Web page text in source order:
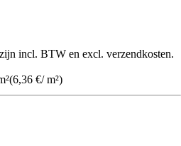
incl. BTW en excl. verzendkosten.
(6,36 €/ m²)